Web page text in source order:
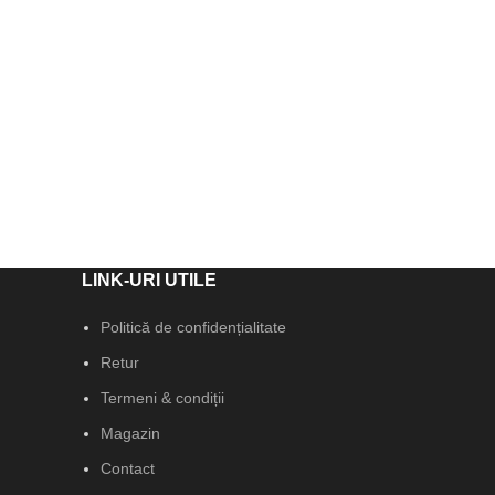
LINK-URI UTILE
Politică de confidențialitate
Retur
Termeni & condiții
Magazin
Contact